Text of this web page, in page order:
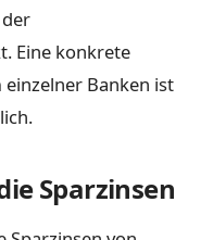
Eine konkrete
einzelner Banken ist
Sparzinsen